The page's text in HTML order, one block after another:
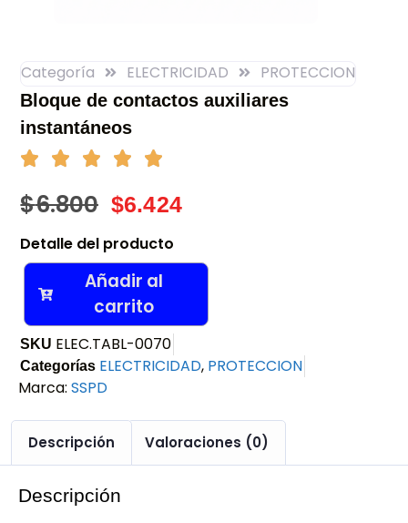
Categoría ELECTRICIDAD PROTECCION
Bloque de contactos auxiliares
instantáneos
$6.800 $6.424
Detalle del producto
Añadir al
carrito
SKU ELEC.TABL-0070
Categorías ELECTRICIDAD, PROTECCION
Marca: SSPD
Descripción Valoraciones (0)
Descripción